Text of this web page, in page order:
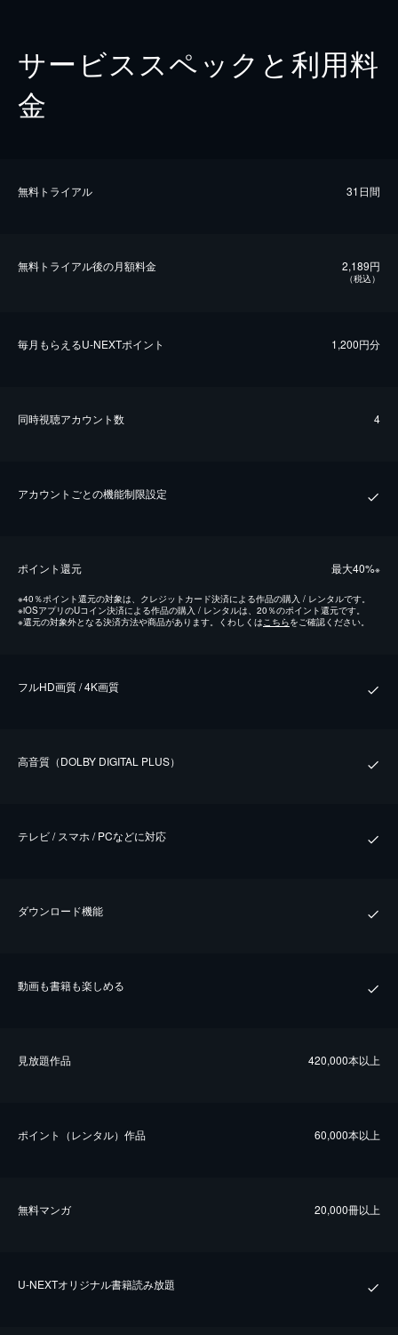
サービススペックと利用料
金
無料トライアル 31日間
無料トライアル後の⽉額料金 2,189円
（税込）
毎⽉もらえるU-NEXTポイント 1,200円分
同時視聴アカウント数 4
アカウントごとの機能制限設定
ポイント還元 最⼤40%※
※40％ポイント還元の対象は、クレジットカード決済による作品の購入 / レンタルです。
※iOSアプリのUコイン決済による作品の購入 / レンタルは、20％のポイント還元です。
※還元の対象外となる決済方法や商品があります。くわしくは こちらをご確認ください。
フルHD画質 / 4K画質
⾼⾳質（DOLBY DIGITAL PLUS）
テレビ / スマホ / PCなどに対応
ダウンロード機能
動画も書籍も楽しめる
⾒放題作品 420,000本以上
ポイント（レンタル）作品 60,000本以上
無料マンガ 20,000冊以上
U-NEXTオリジナル書籍読み放題